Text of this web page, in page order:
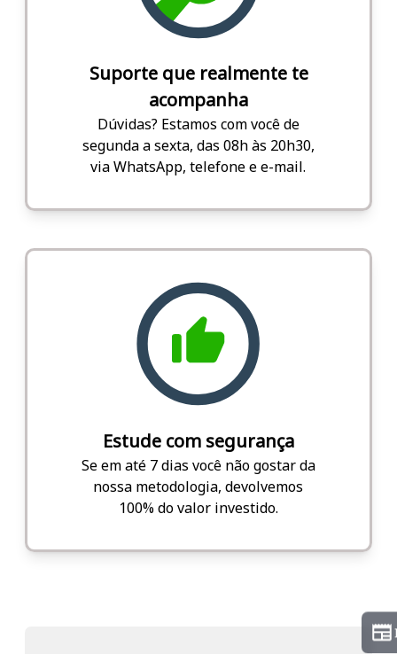
Suporte que realmente te
acompanha
Dúvidas? Estamos com você de
segunda a sexta, das 08h às 20h30,
via WhatsApp, telefone e e-mail.
Estude com segurança
Se em até 7 dias você não gostar da
nossa metodologia, devolvemos
100% do valor investido.